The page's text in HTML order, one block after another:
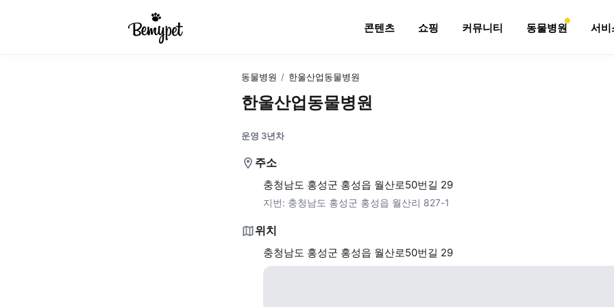
콘텐츠 쇼핑 커뮤니티 동물병원 서비
동물병원 / 한울산업동물병원
한울산업동물병원
운영 3년차
주소
충청남도 홍성군 홍성읍 월산로50번길 29
지번: 충청남도 홍성군 홍성읍 월산리 827-1
위치
충청남도 홍성군 홍성읍 월산로50번길 29